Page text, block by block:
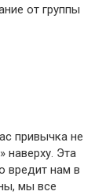
от группы
привычка не
наверху. Эта
вредит нам в
мы все